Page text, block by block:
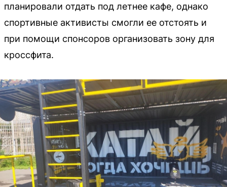
планировали отдать под летнее кафе, однако
спортивные активисты смогли ее отстоять и
при помощи спонсоров организовать зону для
кроссфита.